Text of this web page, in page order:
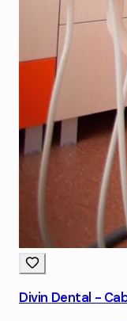
Divin Dental -